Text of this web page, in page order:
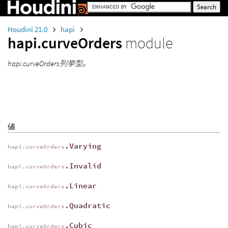
Houdini 21.0 hapi
hapi.curveOrders module
hapi.curveOrders列挙型。
値
hapi.curveOrders .Varying
hapi.curveOrders .Invalid
hapi.curveOrders .Linear
hapi.curveOrders .Quadratic
hapi.curveOrders .Cubic